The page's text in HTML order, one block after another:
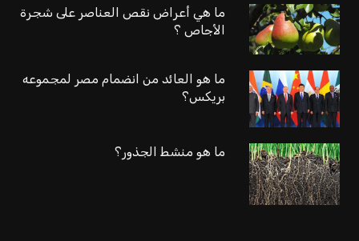
ما هي أعراض نقص العناصر على شجرة
الأجاص ؟
ما هو العائد من انضمام مصر لمجموعه
بريكس؟
ما هو منشط الجذور؟